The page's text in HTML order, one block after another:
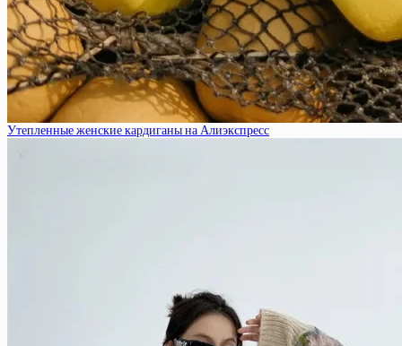
Утепленные женские кардиганы на Алиэкспресс